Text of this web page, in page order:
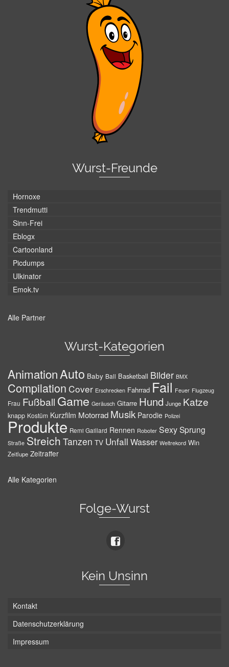
Wurst-Freunde
Hornoxe
Trendmutti
Sinn-Frei
Eblogx
Cartoonland
Picdumps
Ulkinator
Emok.tv
Alle Partner
Wurst-Kategorien
AnimationAuto Baby Ball Basketball Bilder BMX
Compilation Cover Erschrecken Fahrrad Fail Feuer Flugzeug
Frau Fußball Game Geräusch Gitarre Hund Junge Katze
knapp Kostüm Kurzfilm Motorrad Musik Parodie Polizei
Produkte Remi Gaillard Rennen Roboter SexySprung
Straße Streich Tanzen TV Unfall Wasser Weltrekord Win
Zeitlupe Zeitraffer
Alle Kategorien
Folge-Wurst
Kein Unsinn
Kontakt
Datenschutzerklärung
Impressum